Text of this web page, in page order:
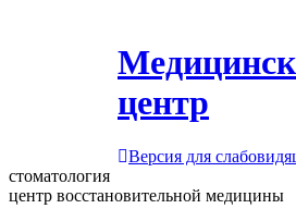
центр
Версия для
стоматология
центр восстановительной медицины